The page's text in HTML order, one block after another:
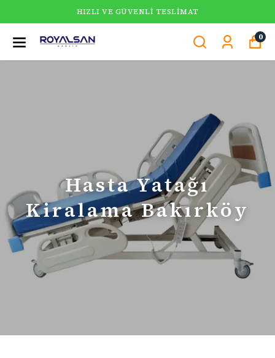
HIZLI VE GÜVENLI TESLIMAT
0
Hasta Yatağı
Kiralama Bakırköy